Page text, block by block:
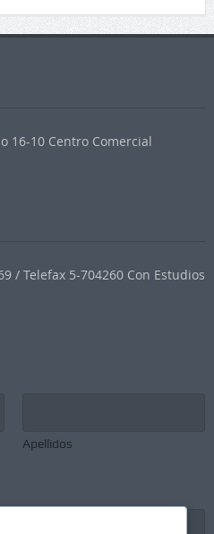
16-10 Centro Comercial
/ Telefax 5-704260 Con Estudios
Apellidos